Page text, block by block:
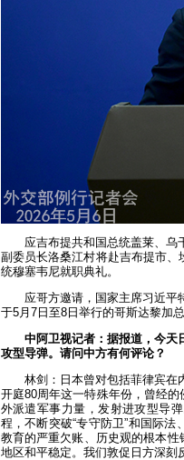
应吉布提共和国总统盖莱、
副委员长洛桑江村将赴吉布提市
统穆塞韦尼就职典礼。
应哥方邀请，国家主席习近
于5月7日至8日举行的哥斯达黎加
中阿卫视记者：据报道，今天
攻型导弹。请问中方有何评论？
林剑：日本曾对包括菲律宾在
开庭80周年这一特殊年份，曾经
外派遣军事力量，发射进攻型导
程，不断突破“专守防卫”和国际
教育的严重欠账、历史观的根本性
地区和平稳定。我们敦促日方深刻